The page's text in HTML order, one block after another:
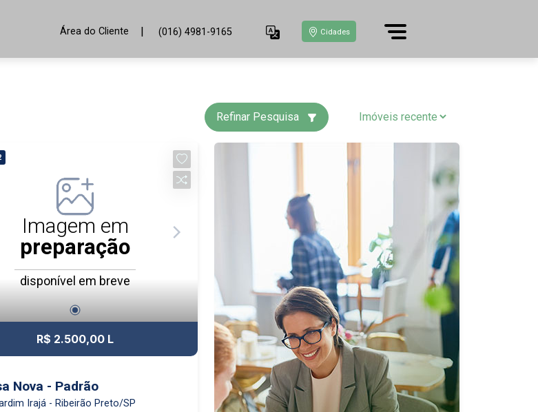
Área do Cliente | (016) 4981-9165 Cidades
Refinar Pesquisa
Imagem em
preparação
disponível em breve
R$ 2.500,00 L
Nova - Padrão
Irajá - Ribeirão Preto/SP